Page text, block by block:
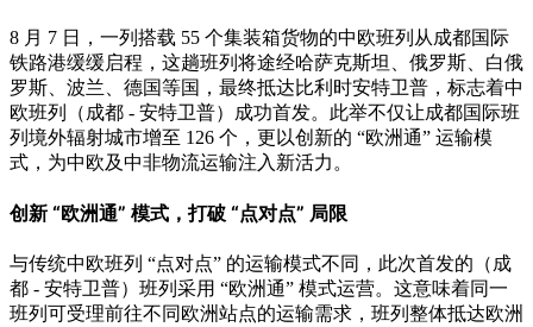
8 月 7 日，一列搭载 55 个集装箱货物的中欧班列从成都国际
铁路港缓缓启程，这趟班列将途经哈萨克斯坦、俄罗斯、白俄
罗斯、波兰、德国等国，最终抵达比利时安特卫普，标志着中
欧班列（成都 - 安特卫普）成功首发。此举不仅让成都国际班
列境外辐射城市增至 126 个，更以创新的 “欧洲通” 运输模
式，为中欧及中非物流运输注入新活力。
创新 “欧洲通” 模式，打破 “点对点” 局限
与传统中欧班列 “点对点” 的运输模式不同，此次首发的（成
都 - 安特卫普）班列采用 “欧洲通” 模式运营。这意味着同一
班列可受理前往不同欧洲站点的运输需求，班列整体抵达欧洲